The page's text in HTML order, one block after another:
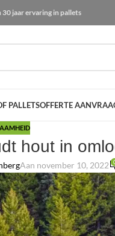
30 jaar ervaringin pallets
PALLETSOFFERTE
hout in
Aan november 10, 2022